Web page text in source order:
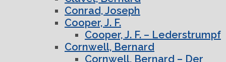
Conrad, Joseph
Cooper, J. F.
Cooper, J. F. – Lederstrumpf
Cornwell, Bernard
Cornwell, Bernard – Der